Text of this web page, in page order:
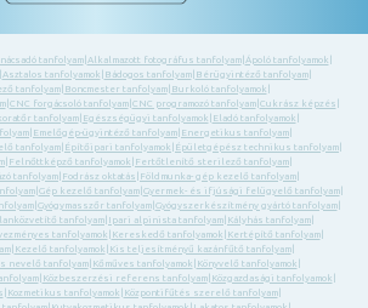
tanfolyam| Alkalmazott fotográfus tanfolyam| Ápoló tanfolyamok
Asztalos tanfolyamok Bádogos tanfolyam| Bérügyintéző tanfolyam|
tanfolyam| Boncmester tanfolyam| Burkoló tanfolyamok
| CNC forgácsoló tanfolyam| CNC programozó tanfolyam| Cukrász képzés
tanfolyam| Egészségügyi tanfolyamok Eladó tanfolyamok
Emelőgép-ügyintéző tanfolyam Energetikus tanfolyam
tanfolyam Építőipari tanfolyamok Épületgépész technikus tanfolyam
Felnőttképző tanfolyamok Fertőtlenítő sterilező tanfolyam
tanfolyam Fodrász oktatás Földmunka- gép kezelő tanfolyam
| Gép kezelő tanfolyam| Gyermek- és ifjúsági felügyelő tanfolyam|
| Gyógymasszőr tanfolyam| Gyógyszerkészítmény gyártó tanfolyam|
tanfolyam Ipari alpinista tanfolyam Kályhás tanfolyam
tanfolyamok Kereskedő tanfolyamok Kertépítő tanfolyam|
| Kezelő tanfolyamok Kis teljesítményű kazánfűtő tanfolyam|
nevelő tanfolyam| Kőműves tanfolyamok Könyvelő tanfolyamok
| Közbeszerzési referens tanfolyam| Közgazdasági tanfolyamok
Kozmetikus tanfolyamok Központifűtés szerelő tanfolyam|